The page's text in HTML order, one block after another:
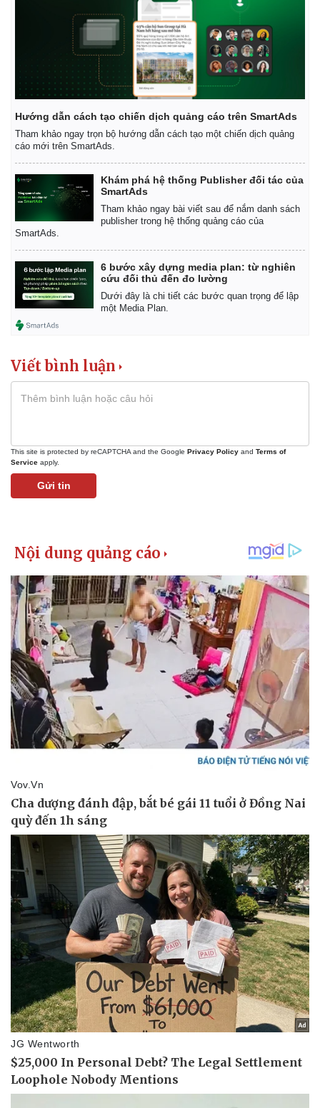
Kinh tế
Bất động sản
Khởi nghiệp
Thị trường
Hướng dẫn cách tạo chiến dịch quảng cáo trên SmartAds
Tham khảo ngay trọn bộ hướng dẫn cách tạo một chiến dịch quảng
cáo mới trên SmartAds.
Khám phá hệ thống Publisher đối tác của
SmartAds
Tham khảo ngay bài viết sau để nắm danh sách
publisher trong hệ thống quảng cáo của
SmartAds.
6 bước xây dựng media plan: từ nghiên
cứu đối thủ đến đo lường
Dưới đây là chi tiết các bước quan trọng để lập
một Media Plan.
Viết bình luận
This site is protected by reCAPTCHA and the Google Privacy Policy and Terms of
Service apply.
Gửi tin